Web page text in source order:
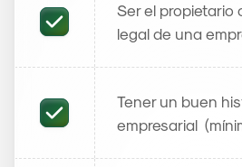
Ser el propietario
legal de una
Tener un buen
empresarial